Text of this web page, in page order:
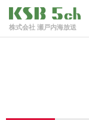
株式会社 瀬戸内海放送